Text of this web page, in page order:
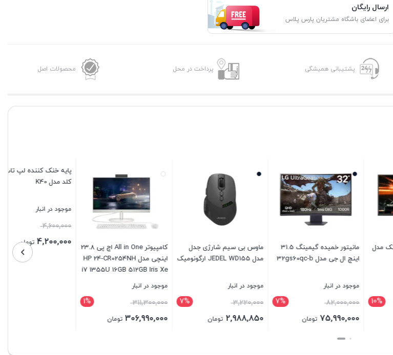
ارسال رایگان
برای اعضای باشگاه مشتریان پارس پلاس
پشتیبانی همیشگی پرداخت در محل محصولات اصل
مانیتور خمیده گیمینگ 31.5
اینچ ال جی مدل 32gs60qc-b
موجود در انبار
82,000,000
75,990,000 تومان
ماوس بی سیم شارژی جدل
مدل JEDEL WD155 ارگونومیک
موجود در انبار
3,220,000
2,988,850 تومان
کامپیوتر All in One اچ پی 23.8
اینچی مدل HP 24-CR0254NH
i7 1355U 16GB 512GB Iris Xe
موجود در انبار
311,300,000
306,990,000 تومان
پایه خنک کننده لپ تاپ کول
کلد مدل K40
4,600,000